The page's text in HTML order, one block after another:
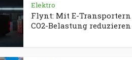
Elektro
Flynt: Mit E-Transportern
CO2-Belastung reduzieren